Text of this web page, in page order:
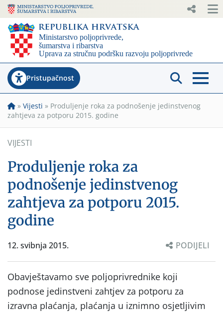
Pristupačnost
» Vijesti » Produljenje roka za podnošenje jedinstvenog
zahtjeva za potporu 2015. godine
VIJESTI
Produljenje roka za
podnošenje jedinstvenog
zahtjeva za potporu 2015.
godine
12. svibnja 2015. PODIJELI
Obavještavamo sve poljoprivrednike koji
podnose jedinstveni zahtjev za potporu za
izravna plaćanja, plaćanja u iznimno osjetljivim